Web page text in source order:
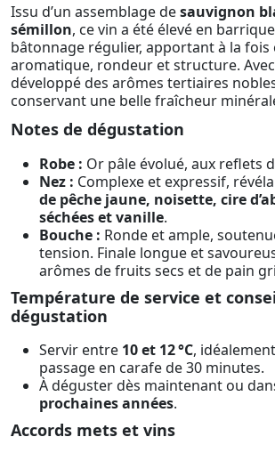
Issu d’un assemblage desauvignon
sémillon, ce vin a été élevé en
bâtonnage régulier, apportant à la fois
aromatique, rondeur et structure. Avec
développé des arômes tertiaires
conservant une belle fraîcheur
Notes de dégustation
Robe : Or pâle évolué, aux reflets
Nez : Complexe et expressif,
de pêche jaune, noisette, cire
séchées et vanille.
Bouche : Ronde et ample,
tension. Finale longue et
arômes de fruits secs et de pain
Température de service et
dégustation
Servir entre 10 et 12 °C,
passage en carafe de 30 minutes.
À déguster dès maintenant ou
prochaines années.
Accords mets et vins